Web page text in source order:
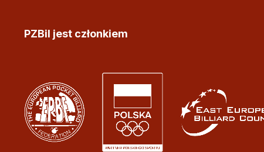
PZBil jest członkiem